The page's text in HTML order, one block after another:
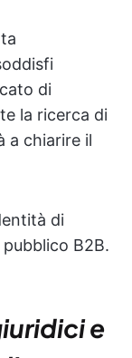
di
la ricerca di
a chiarire il
di
B2B.
e